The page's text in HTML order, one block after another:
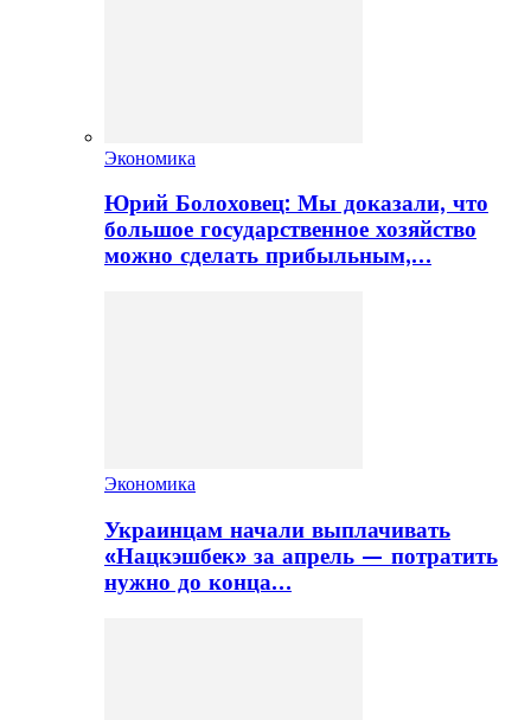
Экономика
Юрий Болоховец: Мы доказали, что
большое государственное хозяйство
можно сделать прибыльным,…
Экономика
Украинцам начали выплачивать
«Нацкэшбек» за апрель — потратить
нужно до конца…